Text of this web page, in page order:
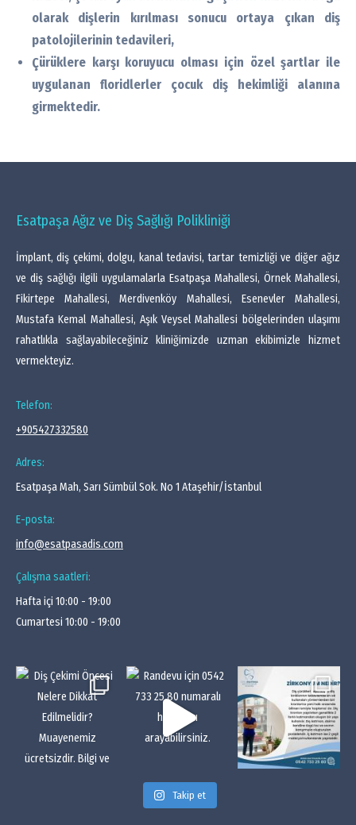
olarak dişlerin kırılması sonucu ortaya çıkan diş
patolojilerinin tedavileri,
Çürüklere karşı koruyucu olması için özel şartlar ile
uygulanan floridlerler çocuk diş hekimliği alanına
girmektedir.
Esatpaşa Ağız ve Diş Sağlığı Polikliniği
İmplant, diş çekimi, dolgu, kanal tedavisi, tartar temizliği ve diğer ağız
ve diş sağlığı ilgili uygulamalarla Esatpaşa Mahallesi, Örnek Mahallesi,
Fikirtepe Mahallesi, Merdivenköy Mahallesi, Esenevler Mahallesi,
Mustafa Kemal Mahallesi, Aşık Veysel Mahallesi bölgelerinden ulaşımı
rahatlıkla sağlayabileceğiniz kliniğimizde uzman ekibimizle hizmet
vermekteyiz.
Telefon:
+905427332580
Adres:
Esatpaşa Mah, Sarı Sümbül Sok. No 1 Ataşehir/İstanbul
E-posta:
info@esatpasadis.com
Çalışma saatleri:
Hafta içi 10:00 - 19:00
Cumartesi 10:00 - 19:00
Takip et